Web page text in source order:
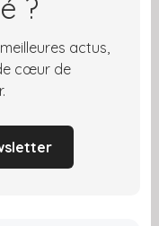
?
actus,
cœur de